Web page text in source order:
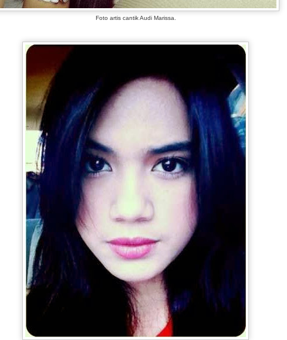
Foto artis cantik Audi Marissa.